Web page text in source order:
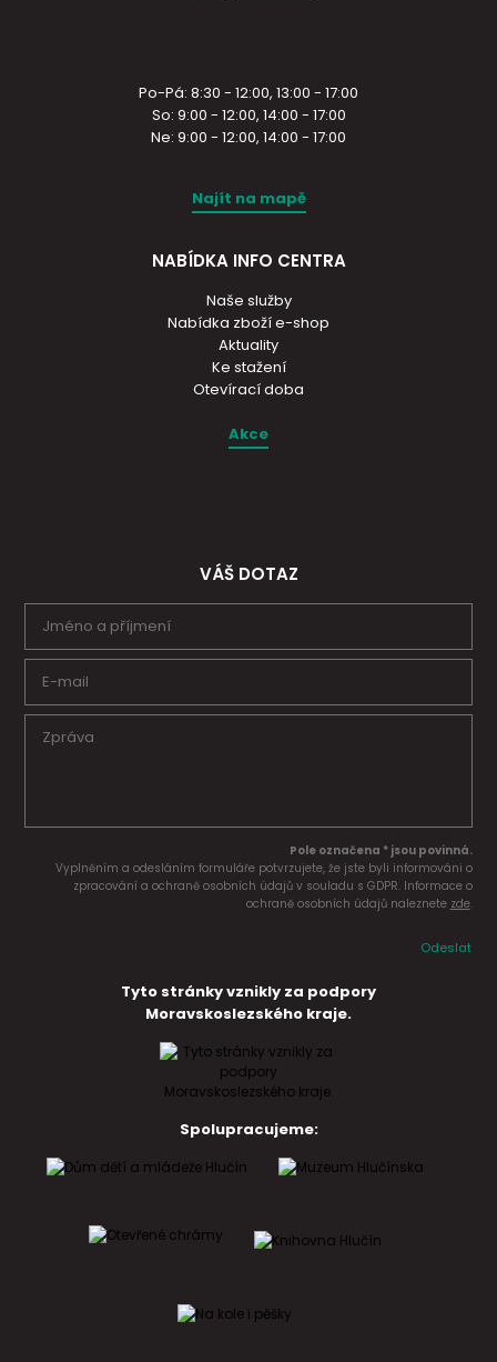
Po-Pá: 8:30 - 12:00, 13:00 - 17:00
So: 9:00 - 12:00, 14:00 - 17:00
Ne: 9:00 - 12:00, 14:00 - 17:00
Najít na mapě
NABÍDKA INFO CENTRA
Naše služby
Nabídka zboží e-shop
Aktuality
Ke stažení
Otevírací doba
Akce
VÁŠ DOTAZ
Pole označena * jsou povinná.
Vyplněním a odesláním formuláře potvrzujete, že jste byli informováni o
zpracování a ochraně osobních údajů v souladu s GDPR. Informace o
ochraně osobních údajů naleznete zde.
Odeslat
Tyto stránky vznikly za podpory
Moravskoslezského kraje.
Spolupracujeme: